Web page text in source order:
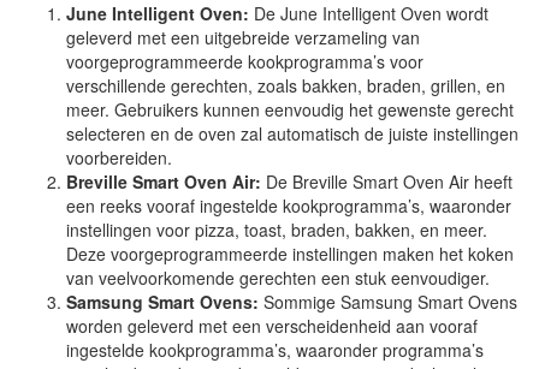
June Intelligent Oven: De June Intelligent Oven wordt
geleverd met een uitgebreide verzameling van
voorgeprogrammeerde kookprogramma’s voor
verschillende gerechten, zoals bakken, braden, grillen, en
meer. Gebruikers kunnen eenvoudig het gewenste gerecht
selecteren en de oven zal automatisch de juiste instellingen
voorbereiden.
Breville Smart Oven Air: De Breville Smart Oven Air heeft
een reeks vooraf ingestelde kookprogramma’s, waaronder
instellingen voor pizza, toast, braden, bakken, en meer.
Deze voorgeprogrammeerde instellingen maken het koken
van veelvoorkomende gerechten een stuk eenvoudiger.
Samsung Smart Ovens: Sommige Samsung Smart Ovens
worden geleverd met een verscheidenheid aan vooraf
ingestelde kookprogramma’s, waaronder programma’s